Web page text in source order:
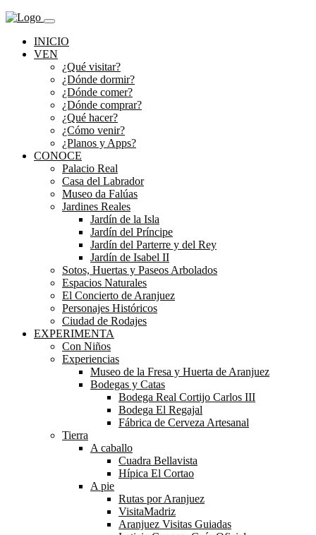
INICIO
VEN
¿Qué visitar?
¿Dónde dormir?
¿Dónde comer?
¿Dónde comprar?
¿Qué hacer?
¿Cómo venir?
¿Planos y Apps?
CONOCE
Palacio Real
Casa del Labrador
Museo da Falúas
Jardines Reales
Jardín de la Isla
Jardín del Príncipe
Jardín del Parterre y del Rey
Jardín de Isabel II
Sotos, Huertas y Paseos Arbolados
Espacios Naturales
El Concierto de Aranjuez
Personajes Históricos
Ciudad de Rodajes
EXPERIMENTA
Con Niños
Experiencias
Museo de la Fresa y Huerta de Aranjuez
Bodegas y Catas
Bodega Real Cortijo Carlos III
Bodega El Regajal
Fábrica de Cerveza Artesanal
Tierra
A caballo
Cuadra Bellavista
Hípica El Cortao
A pie
Rutas por Aranjuez
VisitaMadriz
Aranjuez Visitas Guiadas